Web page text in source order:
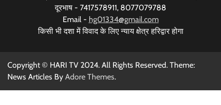
दूरभाष - 7417578911, 8077079788
Email - hg01334@gmail.com
किसी भी दशा में विवाद के लिए न्याय क्षेत्र हरिद्वार होगा
Copyright © HARI TV 2024. All Rights Reserved. Theme:
News Articles By Adore Themes.